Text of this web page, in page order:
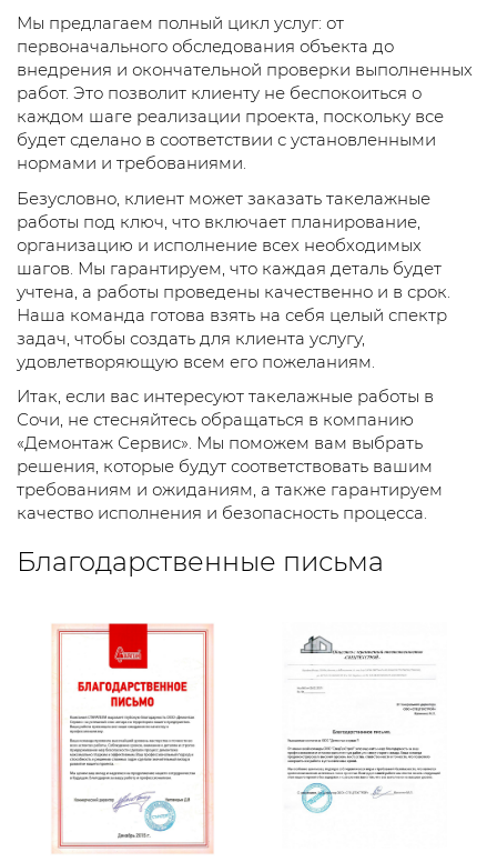
Мы предлагаем полный цикл услуг: от
первоначального обследования объекта до
внедрения и окончательной проверки выполненных
работ. Это позволит клиенту не беспокоиться о
каждом шаге реализации проекта, поскольку все
будет сделано в соответствии с установленными
нормами и требованиями.
Безусловно, клиент может заказать такелажные
работы под ключ, что включает планирование,
организацию и исполнение всех необходимых
шагов. Мы гарантируем, что каждая деталь будет
учтена, а работы проведены качественно и в срок.
Наша команда готова взять на себя целый спектр
задач, чтобы создать для клиента услугу,
удовлетворяющую всем его пожеланиям.
Итак, если вас интересуют такелажные работы в
Сочи, не стесняйтесь обращаться в компанию
«Демонтаж Сервис». Мы поможем вам выбрать
решения, которые будут соответствовать вашим
требованиям и ожиданиям, а также гарантируем
качество исполнения и безопасность процесса.
Благодарственные письма